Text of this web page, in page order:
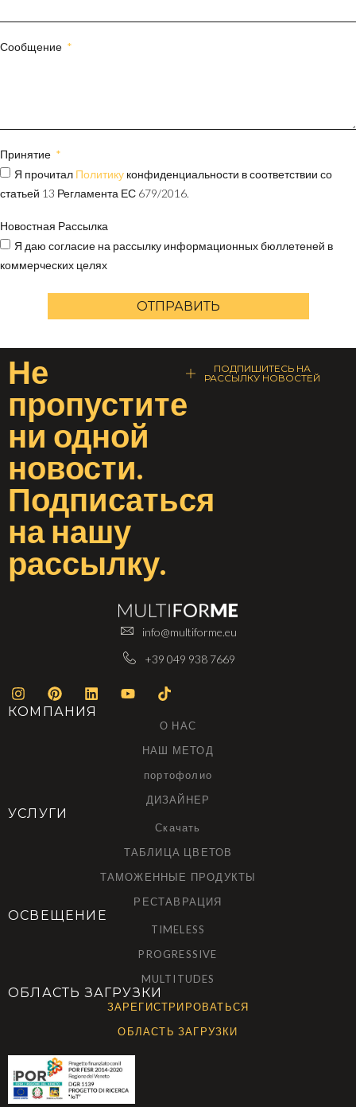
Сообщение
Принятие
Я прочитал Политику конфиденциальности в соответствии со
статьей 13 Регламента ЕС 679/2016.
Новостная Рассылка
Я даю согласие на рассылку информационных бюллетеней в
коммерческих целях
ОТПРАВИТЬ
Не
пропустите
ни одной
новости.
Подписаться
нанашу
рассылку.
ПОДПИШИТЕСЬ НА
РАССЫЛКУ НОВОСТЕЙ
info@multiforme.eu
+39 049 938 7669
КОМПАНИЯ
О НАС
НАШ МЕТОД
портофолио
ДИЗАЙНЕР
УСЛУГИ
Скачать
ТАБЛИЦА ЦВЕТОВ
ТАМОЖЕННЫЕ ПРОДУКТЫ
РЕСТАВРАЦИЯ
ОСВЕЩЕНИЕ
TIMELESS
PROGRESSIVE
MULTITUDES
ОБЛАСТЬ ЗАГРУЗКИ
ЗАРЕГИСТРИРОВАТЬСЯ
ОБЛАСТЬ ЗАГРУЗКИ